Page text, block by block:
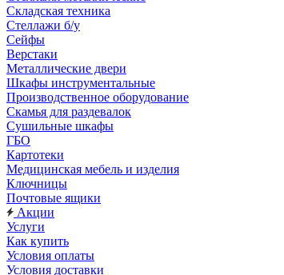
Складская техника
Стеллажи б/у
Сейфы
Верстаки
Металлические двери
Шкафы инструментальные
Производственное оборудование
Скамья для раздевалок
Сушильные шкафы
ГБО
Картотеки
Медицинская мебель и изделия
Ключницы
Почтовые ящики
Акции
Услуги
Как купить
Условия оплаты
Условия доставки